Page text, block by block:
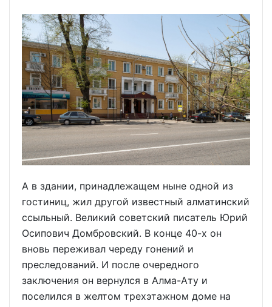
А в здании, принадлежащем ныне одной из
гостиниц, жил другой известный алматинский
ссыльный. Великий советский писатель Юрий
Осипович Домбровский. В конце 40-х он
вновь переживал череду гонений и
преследований. И после очередного
заключения он вернулся в Алма-Ату и
поселился в желтом трехэтажном доме на